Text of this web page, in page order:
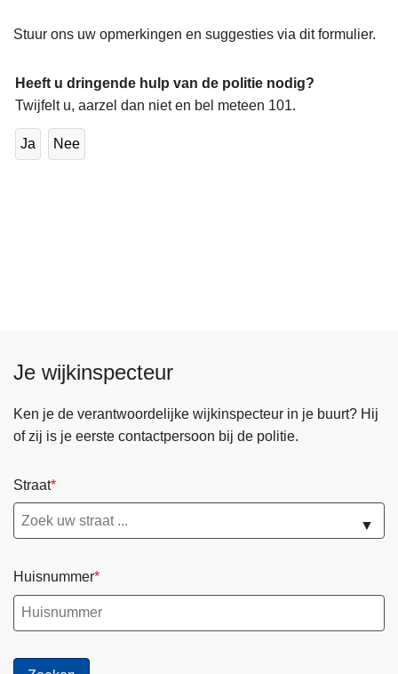
Stuur ons uw opmerkingen en suggesties via dit formulier.
Heeft u dringende hulp van de politie nodig?
Twijfelt u, aarzel dan niet en bel meteen 101.
Ja Nee
Je wijkinspecteur
Ken je de verantwoordelijke wijkinspecteur in je buurt? Hij
of zij is je eerste contactpersoon bij de politie.
Straat
▼
Huisnummer